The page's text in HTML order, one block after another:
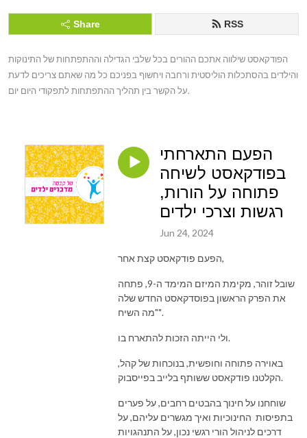
Share RSS
הפודקאסט שילווה אתכם ההורים בכל שלבי הגדילה וההתפתחות של התינוקות
והילדים בהסתכלות הוליסטית ורחבה ויחשוף בפניכם כל מה שאתם צריכים לדעת
על הקשר בין תהליך ההתפתחות לתפקודי היום יום.
הפעם התארחתי
בפודקאסט לשיחה
פתוחה על הורות,
רגשות וצרכי ילדים
Jun 24, 2024
הפעם פודקאסט קצת אחר,
שובל זוהר, מקימת המיזם המימד ה-9, פתחה
את הפרק הראשון בפוסדקאסט החדש שלה
"מה השיח".
ולי הייתה הזכות להתארח בו.
באוירה פתוחה וחופשית, בנוכחות של קהל,
הקלטנו פודקאסט ששותף בלייב בפייסבוק.
שוחחנו על חינוך בהבטים רחבים, על פערים
בתפיסות החינוכיות ואיך מגשרים עליהם, על
דרכים לניהול הורי רגשי נכון, על התנהגויות